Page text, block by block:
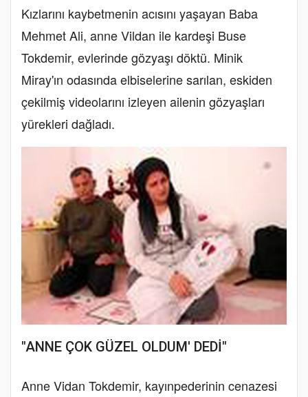
Kızlarını kaybetmenin acısını yaşayan Baba
Mehmet Ali, anne Vildan ile kardeşi Buse
Tokdemir, evlerinde gözyaşı döktü. Minik
Miray'ın odasında elbiselerine sarılan, eskiden
çekilmiş videolarını izleyen ailenin gözyaşları
yürekleri dağladı.
"ANNE ÇOK GÜZEL OLDUM' DEDİ"
Anne Vidan Tokdemir, kayınpederinin cenazesi